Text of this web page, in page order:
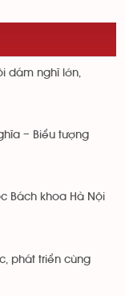
dám nghĩ lớn,
– Biểu tượng
Bách khoa Hà Nội
phát triển cùng